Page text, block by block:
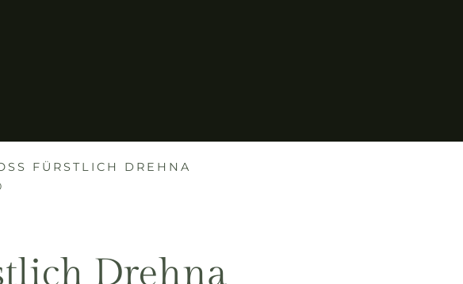
FÜRSTLICH DREHNA
Drehna